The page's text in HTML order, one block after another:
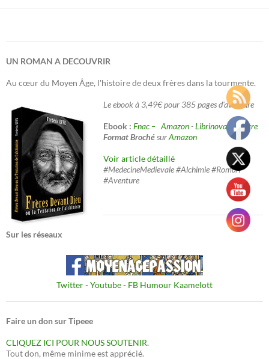
UN ROMAN A DECOUVRIR
Au cœur du Moyen Âge, l'histoire de deux frères dans la tourmente.
Le ebook à 3,49€ pour 385 pages d'aventure
Ebook : Fnac – Amazon-Librinova- Decitre
Format BrochésurAmazon
Voir article détaillé
#MedecineMedievale #Alchimie #Roman
#Aventure
Sur les réseaux
Twitter- Youtube- FB Humour Kaamelott
Faire un don sur Tipeee
CLIQUEZ ICI POUR NOUS SOUTENIR.
Tout don, même minime est apprécié.